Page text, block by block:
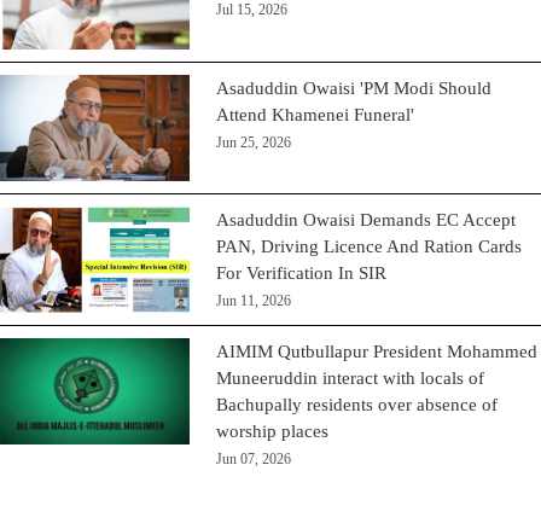
Jul 15, 2026
Asaduddin Owaisi 'PM Modi Should
Attend Khamenei Funeral'
Jun 25, 2026
Asaduddin Owaisi Demands EC Accept
PAN, Driving Licence And Ration Cards
For Verification In SIR
Jun 11, 2026
AIMIM Qutbullapur President Mohammed
Muneeruddin interact with locals of
Bachupally residents over absence of
worship places
Jun 07, 2026